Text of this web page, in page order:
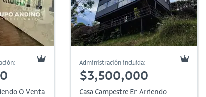
O Venta
Administración incluida:
$3,500,000
Casa Campestre En Arriendo